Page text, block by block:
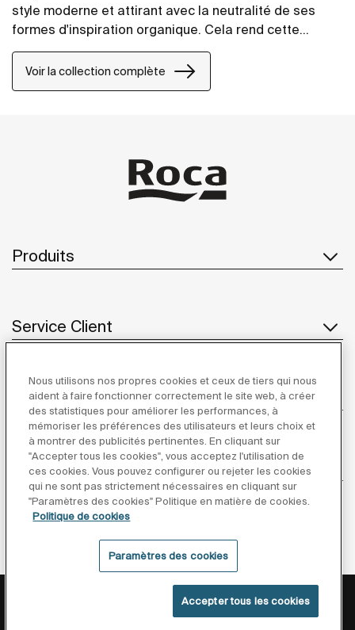
style moderne et attirant avec la neutralité de ses
formes d'inspiration organique. Cela rend cette
collection modulable et ergonomique afin qu'elle
puisse s'intégrer parfaitement à n'importe quel
espace.
Voir la collection complète
Produits
Service Client
À propos de Roca
Inspiration
Suivez-nous
Politique De Confidentialité
Conditions générales de vente
Nous utilisons nos propres cookies et ceux de tiers qui nous
aident à faire fonctionner correctement le site web, à créer
des statistiques pour améliorer les performances, à
mémoriser les préférences des utilisateurs et leurs choix et
à montrer des publicités pertinentes. En cliquant sur
"Accepter tous les cookies", vous acceptez l'utilisation de
ces cookies. Vous pouvez configurer ou rejeter les cookies
qui ne sont pas strictement nécessaires en cliquant sur
"Paramètres des cookies" Politique en matière de cookies.
Politique de cookies
Paramètres des cookies
Accepter tous les cookies